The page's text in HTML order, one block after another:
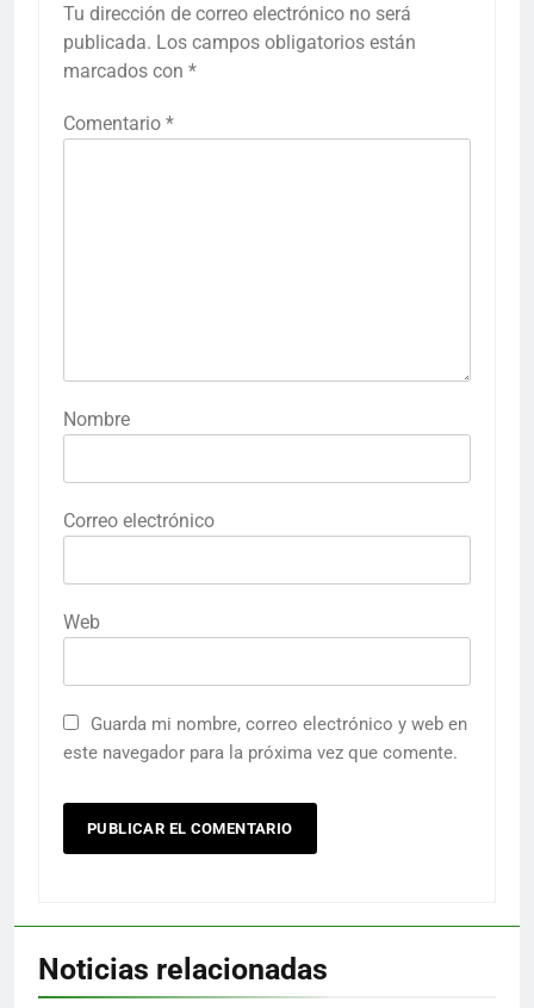
Tu dirección de correo electrónico no será
publicada. Los campos obligatorios están
marcados con *
Comentario *
Nombre
Correo electrónico
Web
Guarda mi nombre, correo electrónico y web en
este navegador para la próxima vez que comente.
Noticias relacionadas